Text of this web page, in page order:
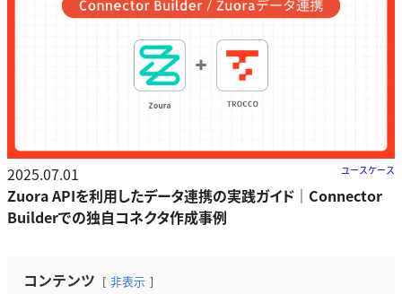
2025.07.01 ユースケース
Zuora APIを利用したデータ連携の実践ガイド｜Connector
Builderでの独自コネクタ作成事例
コンテンツ 非表示